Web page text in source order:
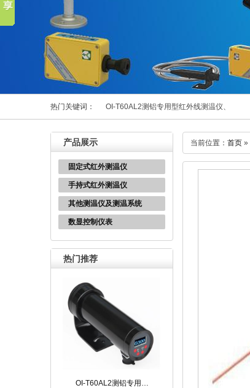
热门关键词： OI-T60AL2测铝专用型红外线测温仪、
产品展示
固定式红外测温仪
手持式红外测温仪
其他测温仪及测温系统
数显控制仪表
热门推荐
OI-T60AL2测铝专用…
当前位置： 首页 »